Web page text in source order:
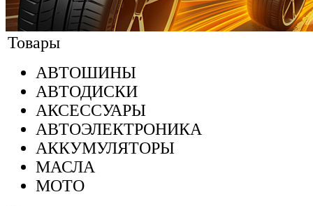
Товары
АВТОШИНЫ
АВТОДИСКИ
АКСЕССУАРЫ
АВТОЭЛЕКТРОНИКА
АККУМУЛЯТОРЫ
МАСЛА
МОТО